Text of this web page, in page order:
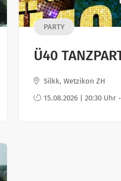
PARTY
Ü40
Silkk, Wetzikon ZH
15.08.2026 | 20:30 Uhr